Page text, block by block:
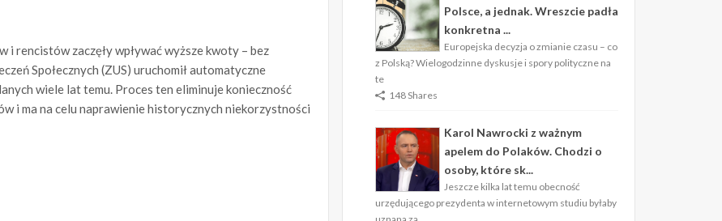
rencistów zaczęły wpływać wyższe kwoty – bez
Społecznych (ZUS) uruchomił automatyczne
wiele lat temu. Proces ten eliminuje konieczność
i ma na celu naprawienie historycznych niekorzystności
Polsce, a jednak. Wreszcie padła
konkretna ...
Europejska decyzja o zmianie czasu – co
z Polską? Wielogodzinne dyskusje i spory polityczne na
te
148 Shares
Karol Nawrocki z ważnym
apelem do Polaków. Chodzi o
osoby, które sk...
Jeszcze kilka lat temu obecność
urzędującego prezydenta w internetowym studiu byłaby